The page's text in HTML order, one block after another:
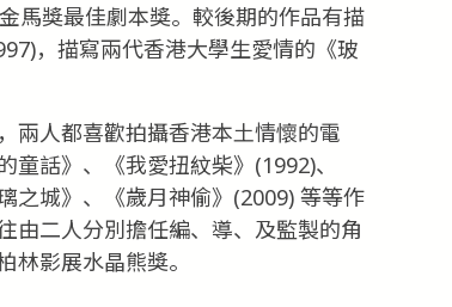
馬獎最佳劇本獎。較後期的作品有描
，描寫兩代香港大學生愛情的《玻
兩人都喜歡拍攝香港本土情懷的電
話》、《我愛扭紋柴》(1992)、
之城》、《歲月神偷》(2009) 等等作
由二人分別擔任編、導、及監製的角
影展水晶熊獎。